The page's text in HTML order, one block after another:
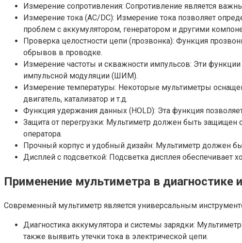
Измерение сопротивления: Сопротивление является
Измерение тока (AC/DC): Измерение тока позволяет
проблем с аккумулятором, генератором и другими
Проверка целостности цепи (прозвонка): Функция
обрывов в проводке.
Измерение частоты и скважности импульсов: Эти
импульсной модуляции (ШИМ).
Измерение температуры: Некоторые мультиметры
двигатель, катализатор и т.д.
Функция удержания данных (HOLD): Эта функция
Защита от перегрузки: Мультиметр должен быть защищен
оператора.
Прочный корпус и удобный дизайн: Мультиметр должен
Дисплей с подсветкой: Подсветка дисплея обеспечивает
Применение мультиметра в диагностике
Современный мультиметр является универсальным
Диагностика аккумулятора и системы зарядки:
также выявить утечки тока в электрической цепи.